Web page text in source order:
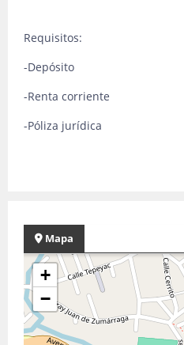
Requisitos:
-Depósito
-Renta corriente
-Póliza jurídica
Mapa
+
−